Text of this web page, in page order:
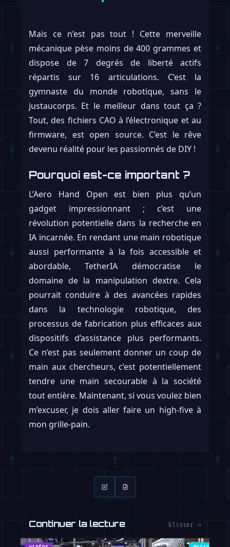
Mais ce n’est pas tout ! Cette merveille
mécanique pèse moins de 400 grammes et
dispose de 7 degrés de liberté actifs
répartis sur 16 articulations. C’est la
gymnaste du monde robotique, sans le
justaucorps. Et le meilleur dans tout ça ?
Tout, des fichiers CAO à l’électronique et au
firmware, est open source. C’est le rêve
devenu réalité pour les passionnés de DIY !
Pourquoi est-ce important ?
L’Aero Hand Open est bien plus qu’un
gadget impressionnant ; c’est une
révolution potentielle dans la recherche en
IA incarnée. En rendant une main robotique
aussi performante à la fois accessible et
abordable, TetherIA démocratise le
domaine de la manipulation dextre. Cela
pourrait conduire à des avancées rapides
dans la technologie robotique, des
processus de fabrication plus efficaces aux
dispositifs d’assistance plus performants.
Ce n’est pas seulement donner un coup de
main aux chercheurs, c’est potentiellement
tendre une main secourable à la société
tout entière. Maintenant, si vous voulez bien
m’excuser, je dois aller faire un high-five à
mon grille-pain.
Continuer la lecture Glisser →